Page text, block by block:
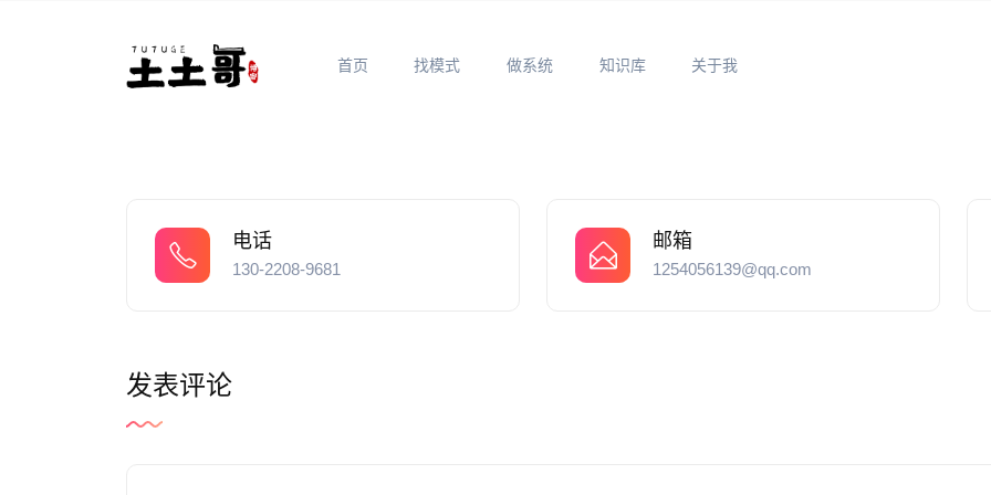
首页 找模式 做系统 知识库 关于我
电话
130-2208-9681
邮箱
1254056139@qq.com
发表评论